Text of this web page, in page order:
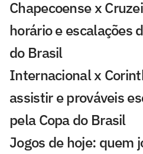
Chapecoense x
horário e escalações
do Brasil
Internacional x
assistir e prováveis
pela Copa do Brasil
Jogos de hoje: quem